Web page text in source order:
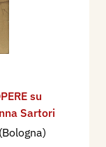
su
Sartori